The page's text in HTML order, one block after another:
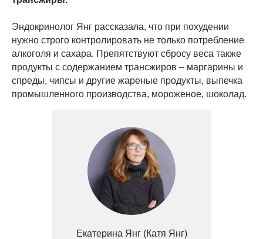
Эндокринолог Янг рассказала, что при похудении
нужно строго контролировать не только потребление
алкоголя и сахара. Препятствуют сбросу веса также
продукты с содержанием трансжиров – маргарины и
спреды, чипсы и другие жареные продукты, выпечка
промышленного производства, мороженое, шоколад.
Екатерина Янг (Катя Янг)